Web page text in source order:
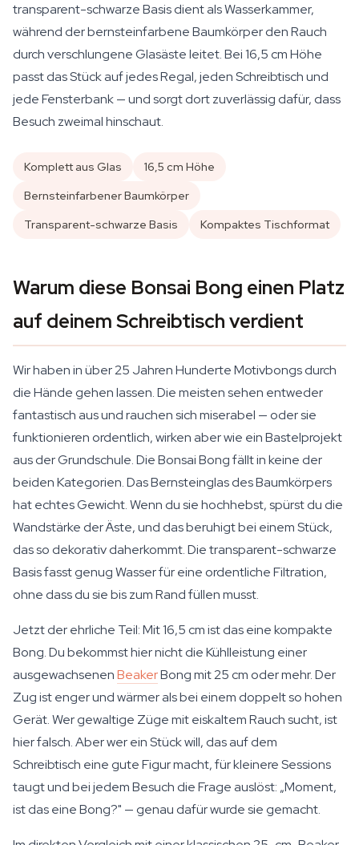
transparent-schwarze Basis dient als Wasserkammer,
während der bernsteinfarbene Baumkörper den Rauch
durch verschlungene Glasäste leitet. Bei 16,5 cm Höhe
passt das Stück auf jedes Regal, jeden Schreibtisch und
jede Fensterbank — und sorgt dort zuverlässig dafür, dass
Besuch zweimal hinschaut.
Komplett aus Glas
16,5 cm Höhe
Bernsteinfarbener Baumkörper
Transparent-schwarze Basis
Kompaktes Tischformat
Warum diese Bonsai Bong einen Platz
auf deinem Schreibtisch verdient
Wir haben in über 25 Jahren Hunderte Motivbongs durch
die Hände gehen lassen. Die meisten sehen entweder
fantastisch aus und rauchen sich miserabel — oder sie
funktionieren ordentlich, wirken aber wie ein Bastelprojekt
aus der Grundschule. Die Bonsai Bong fällt in keine der
beiden Kategorien. Das Bernsteinglas des Baumkörpers
hat echtes Gewicht. Wenn du sie hochhebst, spürst du die
Wandstärke der Äste, und das beruhigt bei einem Stück,
das so dekorativ daherkommt. Die transparent-schwarze
Basis fasst genug Wasser für eine ordentliche Filtration,
ohne dass du sie bis zum Rand füllen musst.
Jetzt der ehrliche Teil: Mit 16,5 cm ist das eine kompakte
Bong. Du bekommst hier nicht die Kühlleistung einer
ausgewachsenenBeakerBong mit 25 cm oder mehr. Der
Zug ist enger und wärmer als bei einem doppelt so hohen
Gerät. Wer gewaltige Züge mit eiskaltem Rauch sucht, ist
hier falsch. Aber wer ein Stück will, das auf dem
Schreibtisch eine gute Figur macht, für kleinere Sessions
taugt und bei jedem Besuch die Frage auslöst: „Moment,
ist das eine Bong?" — genau dafür wurde sie gemacht.